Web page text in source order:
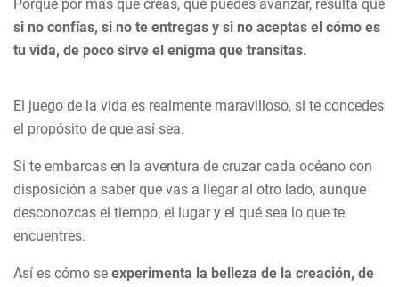
Porque por más que creas, que puedes avanzar, resulta que
si no confías, si no te entregas y si no aceptas el cómo es
tu vida, de poco sirve el enigma que transitas.
El juego de la vida es realmente maravilloso, si te concedes
el propósito de que así sea.
Si te embarcas en la aventura de cruzar cada océano con
disposición a saber que vas a llegar al otro lado, aunque
desconozcas el tiempo, el lugar y el qué sea lo que te
encuentres.
Así es cómo se experimenta la belleza de la creación, de